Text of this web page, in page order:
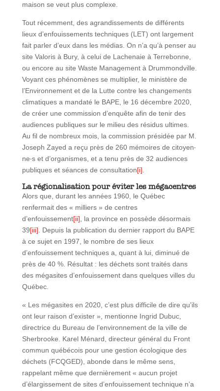
maison se veut plus complexe.
Tout récemment, des agrandissements de différents
lieux d’enfouissements techniques (LET) ont largement
fait parler d’eux dans les médias. On n’a qu’à penser au
site Valoris à Bury, à celui de Lachenaie à Terrebonne,
ou encore au site Waste Management à Drummondville.
Voyant ces phénomènes se multiplier, le ministère de
l’Environnement et de la Lutte contre les changements
climatiques a mandaté le BAPE, le 16 décembre 2020,
de créer une commission d’enquête afin de tenir des
audiences publiques sur le milieu des résidus ultimes.
Au fil de nombreux mois, la commission présidée par M.
Joseph Zayed a reçu près de 260 mémoires de citoyen‧
ne‧s et d’organismes, et a tenu près de 32 audiences
publiques et séances de consultation[i]
La régionalisation pour éviter les mégacentres
Alors que, durant les années 1960, le Québec
renfermait des « milliers » de centres
d’enfouissement[ii] , la province en possède désormais
39[iii] . Depuis la publication du dernier rapport du BAPE
à ce sujet en 1997, le nombre de ses lieux
d’enfouissement techniques a, quant à lui, diminué de
près de 40 %. Résultat : les déchets sont traités dans
des mégasites d’enfouissement dans quelques villes du
Québec.
« Les mégasites en 2020, c’est plus difficile de dire qu’ils
ont leur raison d’exister », mentionne Ingrid Dubuc,
directrice du Bureau de l’environnement de la ville de
Sherbrooke. Karel Ménard, directeur général du Front
commun québécois pour une gestion écologique des
déchets (FCQGED), abonde dans le même sens,
rappelant même que dernièrement « aucun projet
d’élargissement de sites d’enfouissement technique n’a